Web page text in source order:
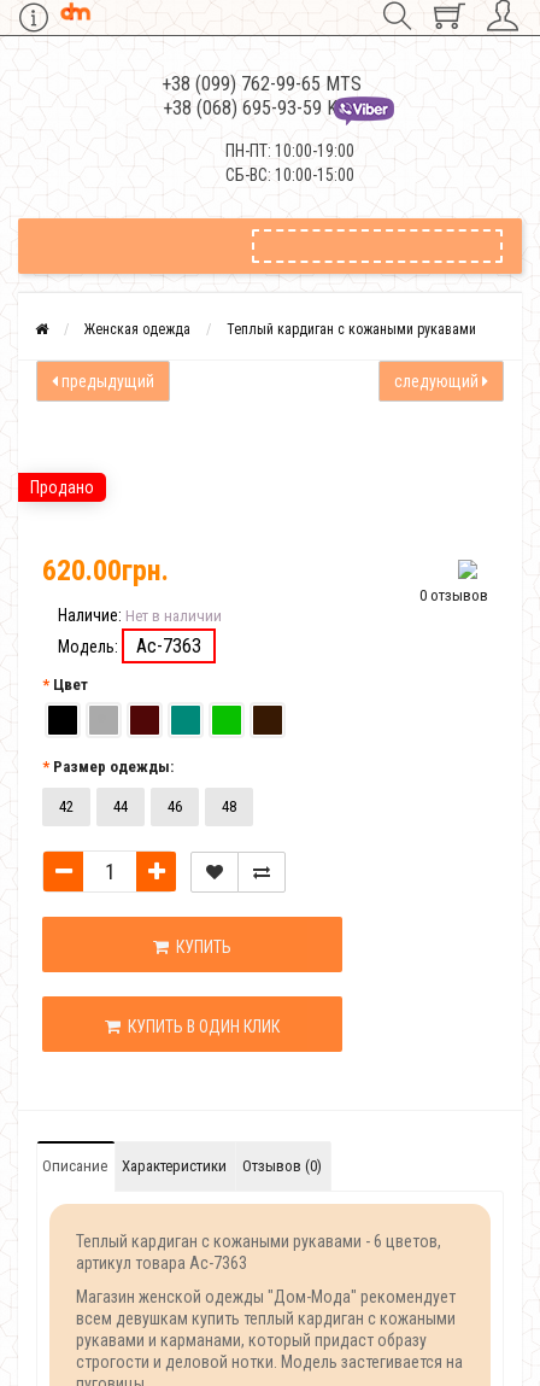
+38 (099) 762-99-65 MTS
+38 (068) 695-93-59 Kievstar
ПН-ПТ: 10:00-19:00
СБ-ВС: 10:00-15:00
Женская одежда Теплый кардиган с кожаными рукавами
предыдущий следующий
Продано
0 отзывов
620.00грн.
Наличие: Нет в наличии
Модель: Ac-7363
Цвет
Размер одежды:
42 44 46 48
КУПИТЬ
КУПИТЬ В ОДИН КЛИК
Описание Характеристики Отзывов (0)
Теплый кардиган с кожаными рукавами - 6 цветов,
артикул товара Ac-7363
Магазин женской одежды "Дом-Мода" рекомендует
всем девушкам купить теплый кардиган с кожаными
рукавами и карманами, который придаст образу
строгости и деловой нотки. Модель застегивается на